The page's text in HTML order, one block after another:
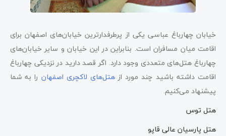
خیابان چهارباغ عباسی یکی از پرطرفدارترین خیابان‌های اصفهان برای
اقامت میان مسافران است. بنابراین در این خیابان و سایر خیابان‌های
چهارباغ هتل‌های متعددی وجود دارد. اگر قصد دارید در نزدیکی چهارباغ
اقامت داشته باشید چند مورد ازهتل‌های لاکچری اصفهان را به شما
پیشنهاد می‌کنیم.
هتل توس
هتل پارسیان عالی قاپو